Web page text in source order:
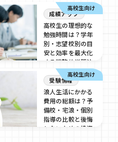
2026/07/16
高校生向け
成績アップ
高校生の理想的な
勉強時間は？学年
別・志望校別の目
安と効率を最大化
する戦略的学習法
2026/07/16
高校生向け
受験情報
浪人生活にかかる
費用の総額は？予
備校・宅浪・個別
指導の比較と後悔
しないための投資